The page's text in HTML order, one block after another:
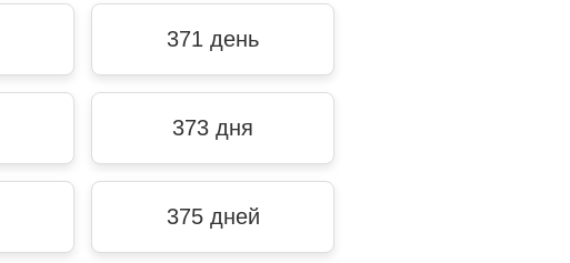
371 день
373 дня
375 дней